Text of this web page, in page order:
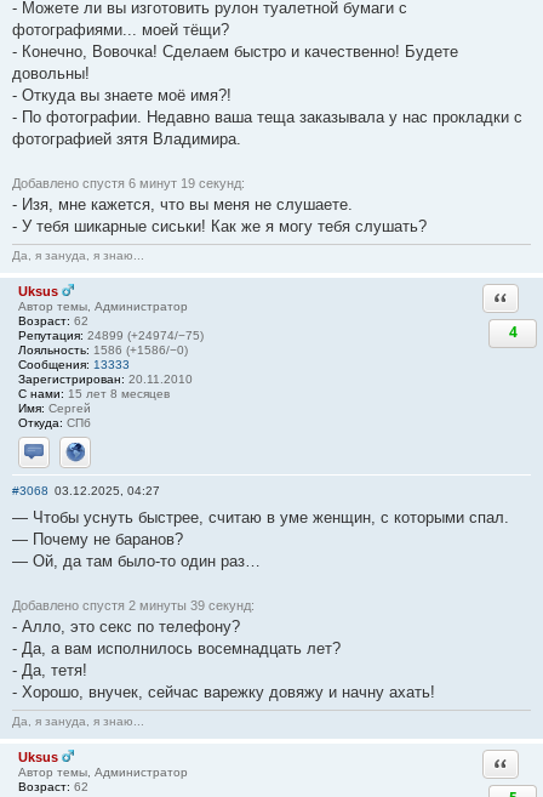
- Можете ли вы изготовить рулон туалетной бумаги с
фотографиями... моей тёщи?
- Конечно, Вовочка! Сделаем быстро и качественно! Будете
довольны!
- Откуда вы знаете моё имя?!
- По фотографии. Недавно ваша теща заказывала у нас прокладки с
фотографией зятя Владимира.
Добавлено спустя 6 минут 19 секунд:
- Изя, мне кажется, что вы меня не слушаете.
- У тебя шикарные сиськи! Как же я могу тебя слушать?
Да, я зануда, я знаю...
Uksus
Автор темы, Администратор
Возраст: 62
Репутация: 24899 (+24974/−75)
Лояльность: 1586 (+1586/−0)
Сообщения: 13333
Зарегистрирован: 20.11.2010
С нами: 15 лет 8 месяцев
Имя: Сергей
Откуда: СПб
Отправить личное сообщение
Сайт
4
#3068 03.12.2025, 04:27
— Чтобы уснуть быстрее, считаю в уме женщин, с которыми спал.
— Почему не баранов?
— Ой, да там было-то один раз…
Добавлено спустя 2 минуты 39 секунд:
- Алло, это ceкс по телефону?
- Да, а вам исполнилось восемнадцать лет?
- Да, тетя!
- Хорошо, внучек, сейчас варежку довяжу и начну ахать!
Да, я зануда, я знаю...
Uksus
Автор темы, Администратор
Возраст: 62